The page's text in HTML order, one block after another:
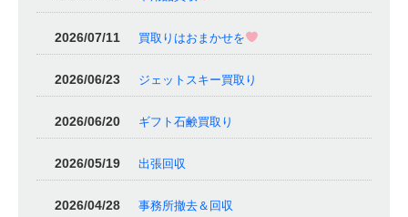
2026/07/11 買取りはおまかせを
2026/06/23 ジェットスキー買取り
2026/06/20 ギフト石鹸買取り
2026/05/19 出張回収
2026/04/28 事務所撤去＆回収